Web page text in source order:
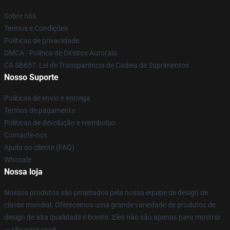
Sobre nós
Termos e Condições
Políticas de privacidade
DMCA - Política de Direitos Autorais
CA SB657: Lei de Transparência de Cadeia de Suprimentos
Nosso Suporte
Políticas de envio e entrega
Termos de pagamento
Políticas de devolução e reembolso
Contacte-nos
Ajuda ao cliente (FAQ)
Whosale
Nossa loja
Nossos produtos são projetados pela nossa equipe de design de
classe mundial. Oferecemos uma grande variedade de produtos de
design de alta qualidade e bonito. Eles não são apenas para mostrar